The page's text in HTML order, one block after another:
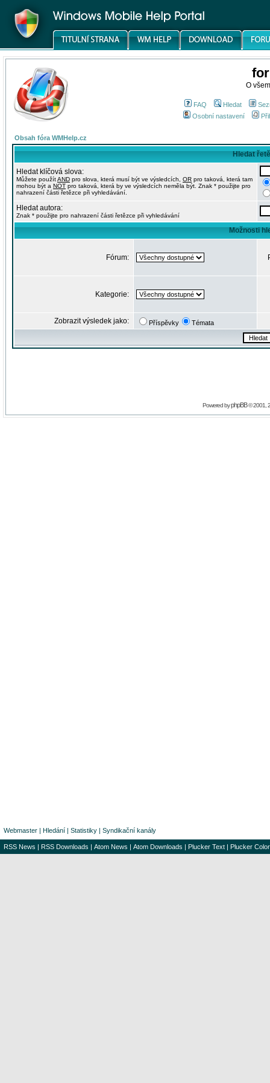
O
FAQ Hledat
Osobní nastavení
Obsah fóra WMHelp.cz
Hledat
Hledat klíčová slova:
Můžete použítAND pro slova, která musí být ve výsledcích, OR pro taková, která tam
mohou být a NOT pro taková, která by ve výsledcích neměla být. Znak * použijte pro
nahrazení části řetězce při vyhledávání.
Hledat autora:
Znak * použijte pro nahrazení části řetězce při vyhledávání
Možnosti
Fórum:
Kategorie:
Zobrazit výsledek jako: Příspěvky Témata
Powered byphpBB© 2001,
Webmaster | Hledání | Statistiky | Syndikační kanály
RSS News | RSS Downloads | Atom News | Atom Downloads | Plucker Text | Plucker Color